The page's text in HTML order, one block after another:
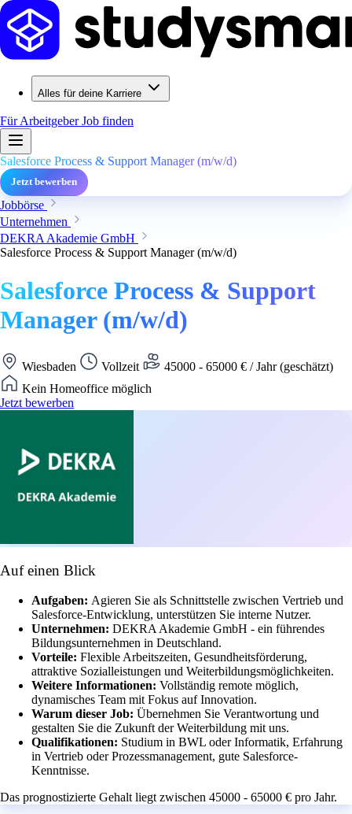
Alles für deine Karriere
Für ArbeitgeberJob finden
Salesforce Process & Support Manager (m/w/d)
Jetzt bewerben
Jobbörse
Unternehmen
DEKRA Akademie GmbH
Salesforce Process & Support Manager (m/w/d)
Salesforce Process & Support
Manager (m/w/d)
Wiesbaden Vollzeit
45000 - 65000 € / Jahr (geschätzt)
Kein Homeoffice möglich
Jetzt bewerben
Auf einen Blick
Aufgaben: Agieren Sie als Schnittstelle zwischen Vertrieb und
Salesforce-Entwicklung, unterstützen Sie interne Nutzer.
Unternehmen: DEKRA Akademie GmbH - ein führendes
Bildungsunternehmen in Deutschland.
Vorteile: Flexible Arbeitszeiten, Gesundheitsförderung,
attraktive Sozialleistungen und Weiterbildungsmöglichkeiten.
Weitere Informationen: Vollständig remote möglich,
dynamisches Team mit Fokus auf Innovation.
Warum dieser Job: Übernehmen Sie Verantwortung und
gestalten Sie die Zukunft der Weiterbildung mit uns.
Qualifikationen: Studium in BWL oder Informatik, Erfahrung
in Vertrieb oder Prozessmanagement, gute Salesforce-
Kenntnisse.
Das prognostizierte Gehalt liegt zwischen 45000 - 65000 € pro Jahr.